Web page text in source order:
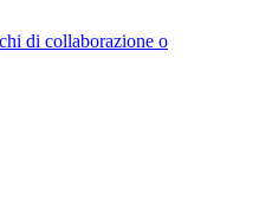
di collaborazione o